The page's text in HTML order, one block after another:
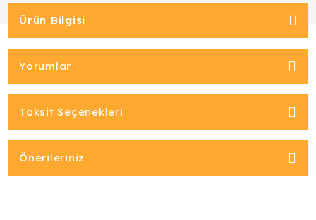
Ürün Bilgisi
Yorumlar
Taksit Seçenekleri
Önerileriniz